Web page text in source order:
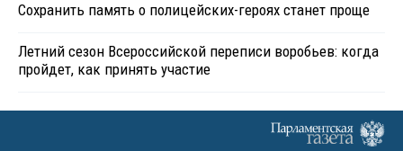
Сохранить память о полицейских-героях станет проще
Летний сезон Всероссийской переписи воробьев: когда
пройдет, как принять участие